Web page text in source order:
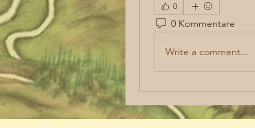
0
0 Kommentare
Write a comment...